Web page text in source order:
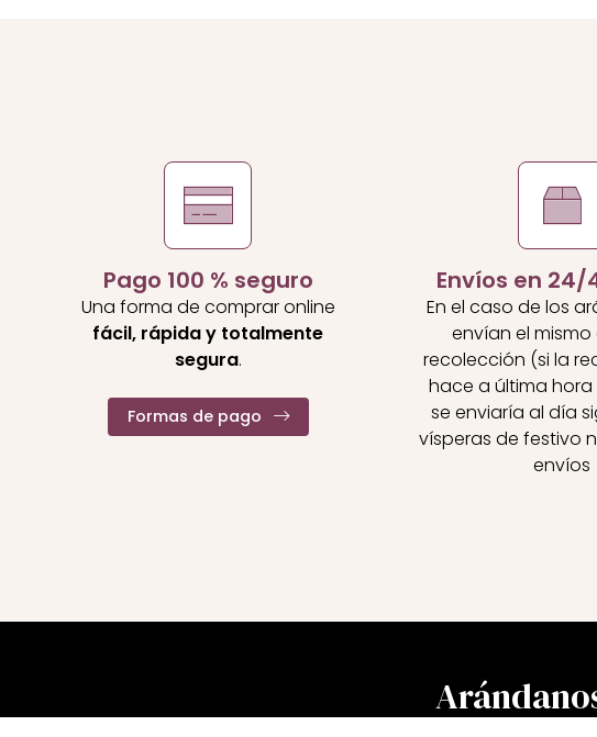
Pago 100 % seguro
Una forma de comprar online
fácil, rápida y totalmente
segura.
Formas de pago
Envíos en 24/
En el caso de los
envían el
recolección (si la
hace a última
se enviaría al día
vísperas de festivo
envíos